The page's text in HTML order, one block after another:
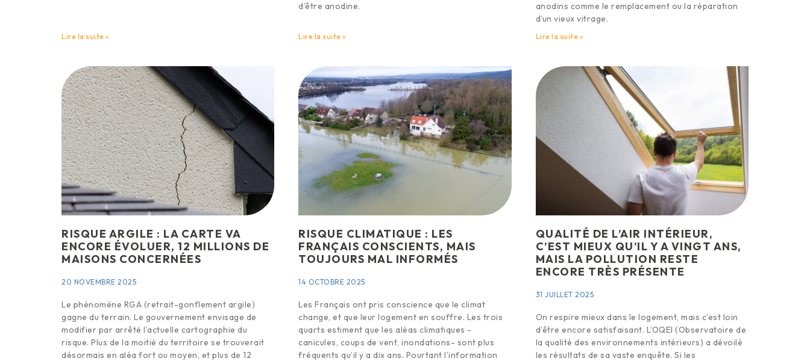
Lire la suite »
d’être anodine.
Lire la suite »
anodins comme le remplacement ou la réparation
d’un vieux vitrage.
Lire la suite »
RISQUE ARGILE : LA CARTE VA
ENCORE ÉVOLUER, 12 MILLIONS DE
MAISONS CONCERNÉES
20 NOVEMBRE 2025
Le phénomène RGA (retrait-gonflement argile)
gagne du terrain. Le gouvernement envisage de
modifier par arrêté l’actuelle cartographie du
risque. Plus de la moitié du territoire se trouverait
désormais en aléa fort ou moyen, et plus de 12
RISQUE CLIMATIQUE : LES
FRANÇAIS CONSCIENTS, MAIS
TOUJOURS MAL INFORMÉS
14 OCTOBRE 2025
Les Français ont pris conscience que le climat
change, et que leur logement en souffre. Les trois
quarts estiment que les aléas climatiques -
canicules, coups de vent, inondations- sont plus
fréquents qu’il y a dix ans. Pourtant l’information
QUALITÉ DE L’AIR INTÉRIEUR,
C’EST MIEUX QU’IL Y A VINGT ANS,
MAIS LA POLLUTION RESTE
ENCORE TRÈS PRÉSENTE
31 JUILLET 2025
On respire mieux dans le logement, mais c’est loin
d’être encore satisfaisant. L’OQEI (Observatoire de
la qualité des environnements intérieurs) a dévoilé
les résultats de sa vaste enquête. Si les